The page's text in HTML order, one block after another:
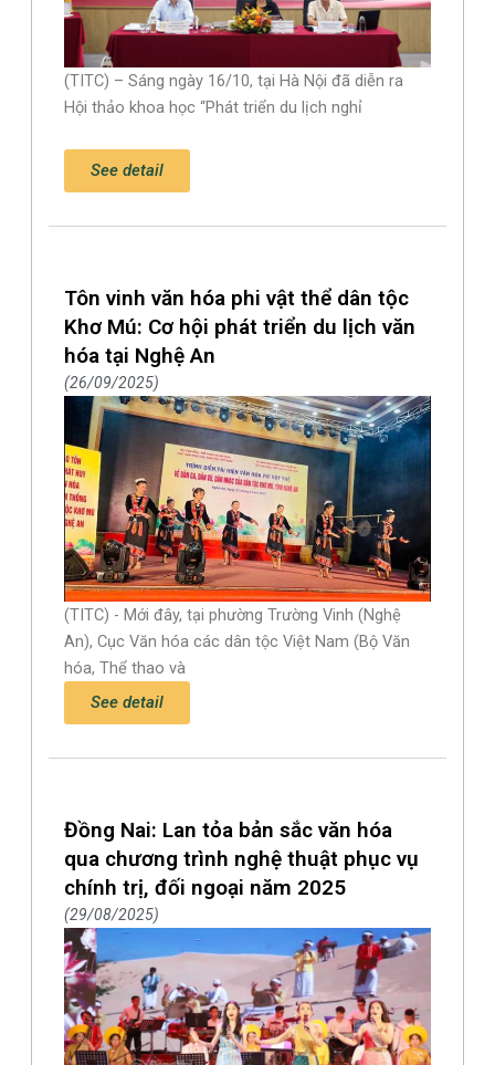
(TITC) – Sáng ngày 16/10, tại Hà Nội đã diễn ra
Hội thảo khoa học “Phát triển du lịch nghỉ
See detail
Tôn vinh văn hóa phi vật thể dân tộc
Khơ Mú: Cơ hội phát triển du lịch văn
hóa tại Nghệ An
26/09/2025
(TITC) - Mới đây, tại phường Trường Vinh (Nghệ
An), Cục Văn hóa các dân tộc Việt Nam (Bộ Văn
hóa, Thể thao và
See detail
Đồng Nai: Lan tỏa bản sắc văn hóa
qua chương trình nghệ thuật phục vụ
chính trị, đối ngoại năm 2025
29/08/2025